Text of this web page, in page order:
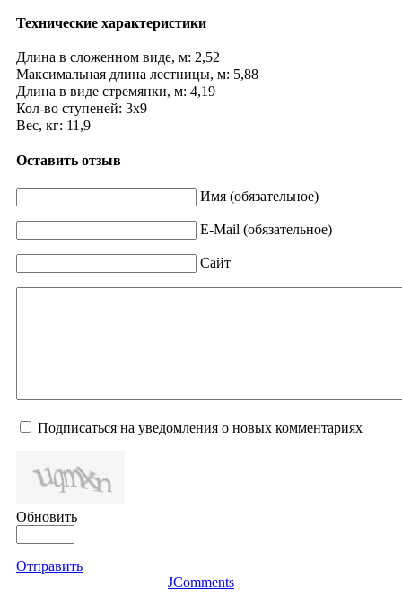
Технические характеристики
Длина в сложенном виде, м: 2,52
Максимальная длина лестницы, м: 5,88
Длина в виде стремянки, м: 4,19
Кол-во ступеней: 3х9
Вес, кг: 11,9
Оставить отзыв
Имя (обязательное)
E-Mail (обязательное)
Сайт
Подписаться на уведомления о новых комментариях
Обновить
Отправить
JComments